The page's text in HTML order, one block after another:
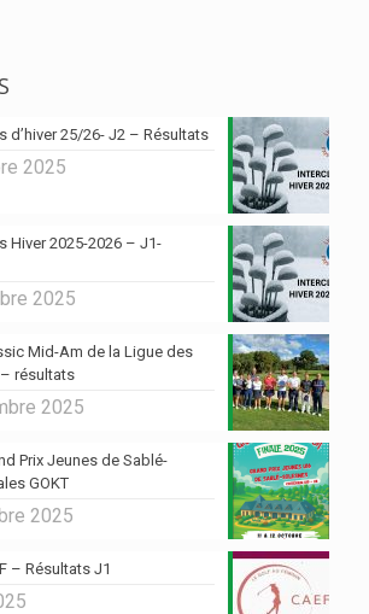
d’hiver 25/26- J2 – Résultats
2025
Hiver 2025-2026 – J1-
2025
Mid-Am de la Ligue des
résultats
2025
Prix Jeunes de Sablé-
GOKT
2025
– Résultats J1